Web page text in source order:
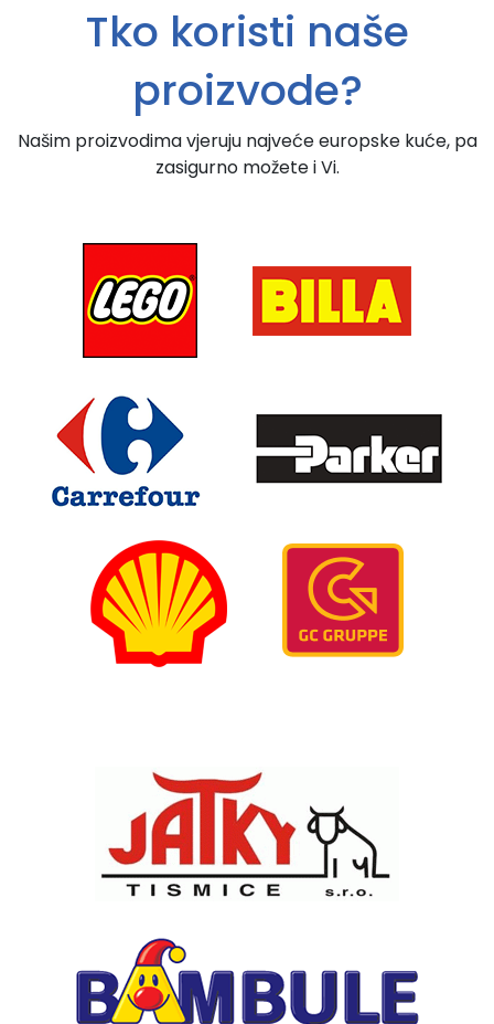
Tko koristi naše
proizvode?
Našim proizvodima vjeruju najveće europske kuće, pa
zasigurno možete i Vi.